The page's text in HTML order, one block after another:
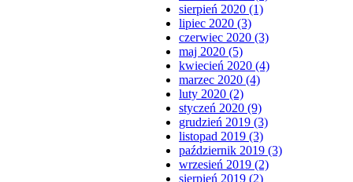
sierpień 2020 (1)
lipiec 2020 (3)
czerwiec 2020 (3)
maj 2020 (5)
kwiecień 2020 (4)
marzec 2020 (4)
luty 2020 (2)
styczeń 2020 (9)
grudzień 2019 (3)
listopad 2019 (3)
październik 2019 (3)
wrzesień 2019 (2)
sierpień 2019 (2)